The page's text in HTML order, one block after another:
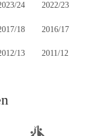
24 2022/23
18 2016/17
13 2011/12